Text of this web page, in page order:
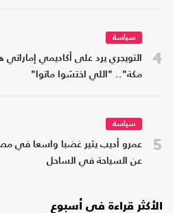
4
سياسة
التويجري يرد على أكاديمي إماراتي
مكة".. "اللي اختشوا ماتوا"
5
سياسة
عمرو أديب يثير غضبا واسعا في
عن السياحة في الساحل
الأكثر قراءة في أسبوع